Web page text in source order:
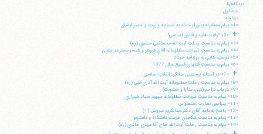
دیدگاهها
جلد اول
ديباچه:
«1» پيام معظم له پس از حمله به حسينيه و بيت، و حصر ايشان
+
«2» "ولايت فقيه و قانون اساسي"
«3» پيام به مناسبت رحلت آيت الله محمدتقي جعفري (ره)
«4» پيام به مناسبت شهادت مظلومانه آقاي فروهر و همسر محترمه ايشان
«5» توصيه هايي به روزنامه خرداد
«6» پيام به مناسبت قتلهاي فجيع سال 1377
+
«7» در آستانه بيستمين سالگرد انقلاب اسلامي
«8» پيام به مناسبت رحلت مظلومانه آيت الله آذري قمي (ره)
«9» در باب تزاحم (دين، مدارا و خشونت)
«10» پيام به مناسبت شهادت مظلومانه سپهبد صياد شيرازي
«11» پيرامون نظارت استصوابي
«12» پاسخ به نامه آقاي دكتر عبدالكريم سروش (1)
«13» پيام به مناسبت شكستن حرمت دانشگاه و دانشجو
«14» پپام به مناسبت رحلت آيت الله حاج آقا مهدي حائري (ره)